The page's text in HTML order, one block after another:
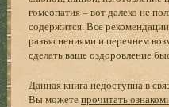
гомеопатия – вот далеко не
содержится. Все
разъяснениями и перечнем
сделать ваше оздоровление
Данная книга недоступна в
Вы можетепрочитать